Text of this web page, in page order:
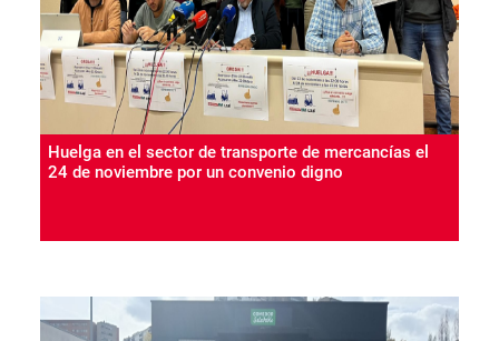
Huelga en el sector de transporte de mercancías el
24 de noviembre por un convenio digno